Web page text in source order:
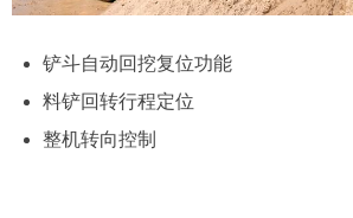
铲斗自动回挖复位功能
料铲回转行程定位
整机转向控制